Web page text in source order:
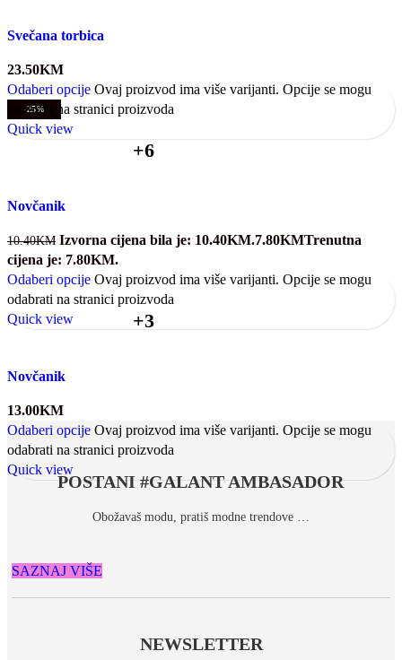
Svečana torbica
23.50KM
Odaberi opcije Ovaj proizvod ima više varijanti. Opcije se mogu
odabrati na stranici proizvoda
Quick view
-25%
+6
Novčanik
10.40KM Izvorna cijena bila je: 10.40KM.7.80KMTrenutna
cijena je: 7.80KM.
Odaberi opcije Ovaj proizvod ima više varijanti. Opcije se mogu
odabrati na stranici proizvoda
Quick view
+3
Novčanik
13.00KM
Odaberi opcije Ovaj proizvod ima više varijanti. Opcije se mogu
odabrati na stranici proizvoda
Quick view
POSTANI #GALANT AMBASADOR
Obožavaš modu, pratiš modne trendove …
SAZNAJ VIŠE
NEWSLETTER